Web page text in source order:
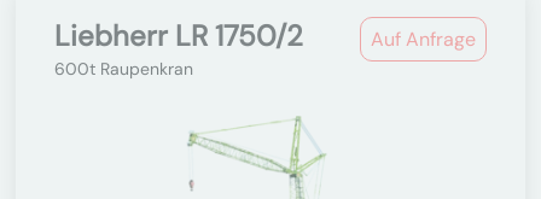
Auf Anfrage
Liebherr LR 1750/2
600t Raupenkran